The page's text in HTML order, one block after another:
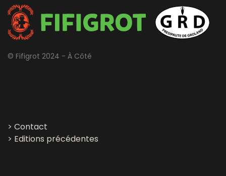
© Fifigrot 2024 - À Côté
> Contact
> Editions précédentes